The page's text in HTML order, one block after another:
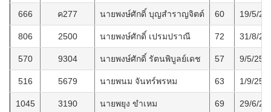
666 ค277 นายพงษ์ศักดิ์ บุญสำราญจิตต์ 60 19/5/
806 2500 นายพงษ์ศักดิ์ เปรมปราณี 72 31/8/
570 9304 นายพงษ์ศักดิ์ รัตนพิบูลย์เดช 57 9/5/
516 5679 นายพนม จันทร์พรหม 63 1/9/
1045 3190 นายพยุง ขำเหม 69 29/6/